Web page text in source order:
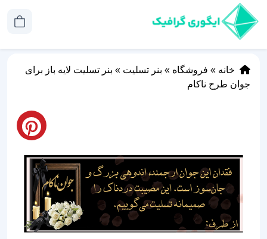
خانه » فروشگاه » بنر تسلیت » بنر تسلیت لایه باز برای
جوان طرح ناکام